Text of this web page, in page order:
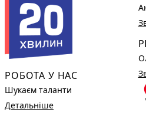
РОБОТА У НАС
Шукаєм таланти
Детальніше